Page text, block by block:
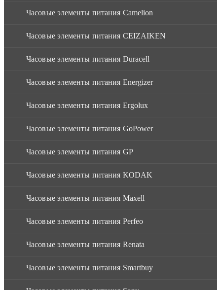
Часовые элементы питания Camelion
Часовые элементы питания CEIZAIKEN
Часовые элементы питания Duracell
Часовые элементы питания Energizer
Часовые элементы питания Ergolux
Часовые элементы питания GoPower
Часовые элементы питания GP
Часовые элементы питания KODAK
Часовые элементы питания Maxell
Часовые элементы питания Perfeo
Часовые элементы питания Renata
Часовые элементы питания Smartbuy